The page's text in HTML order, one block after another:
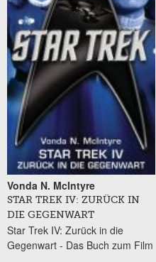
Vonda N. McIntyre
STAR TREK IV: ZURÜCK IN
DIE GEGENWART
Star Trek IV: Zurück in die
Gegenwart - Das Buch zum Film